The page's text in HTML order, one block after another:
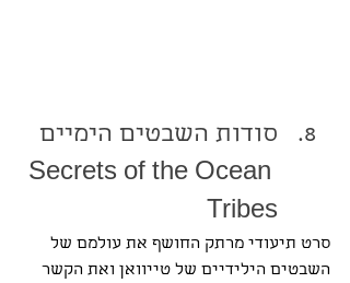
סודות השבטים הימיים
Secrets of the Ocean
Tribes
סרט תיעודי מרתק החושף את עולמם של
השבטים הילידיים של טייוואן ואת הקשר